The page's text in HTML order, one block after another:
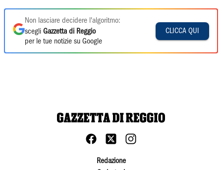
Non lasciare decidere l'algoritmo:
scegli Gazzetta di Reggio
per le tue notizie su Google
CLICCA QUI
Redazione